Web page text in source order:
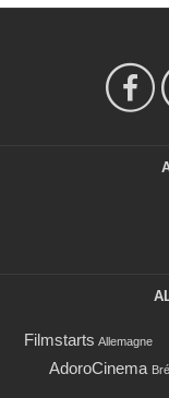
Filmstarts Allemagne
AdoroCinema